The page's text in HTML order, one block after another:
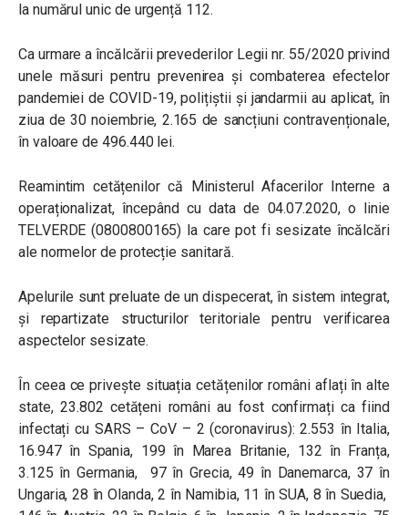
la numărul unic de urgență 112.
Ca urmare a încălcării prevederilor Legii nr. 55/2020 privind
unele măsuri pentru prevenirea și combaterea efectelor
pandemiei de COVID-19, polițiștii și jandarmii au aplicat, în
ziua de 30 noiembrie, 2.165 de sancțiuni contravenționale,
în valoare de 496.440 lei.
Reamintim cetățenilor că Ministerul Afacerilor Interne a
operaționalizat, începând cu data de 04.07.2020, o linie
TELVERDE (0800800165) la care pot fi sesizate încălcări
ale normelor de protecție sanitară.
Apelurile sunt preluate de un dispecerat, în sistem integrat,
și repartizate structurilor teritoriale pentru verificarea
aspectelor sesizate.
În ceea ce privește situația cetățenilor români aflați în alte
state, 23.802 cetățeni români au fost confirmați ca fiind
infectați cu SARS – CoV – 2 (coronavirus): 2.553 în Italia,
16.947 în Spania, 199 în Marea Britanie, 132 în Franța,
3.125 în Germania, 97 în Grecia, 49 în Danemarca, 37 în
Ungaria, 28 în Olanda, 2 în Namibia, 11 în SUA, 8 în Suedia,